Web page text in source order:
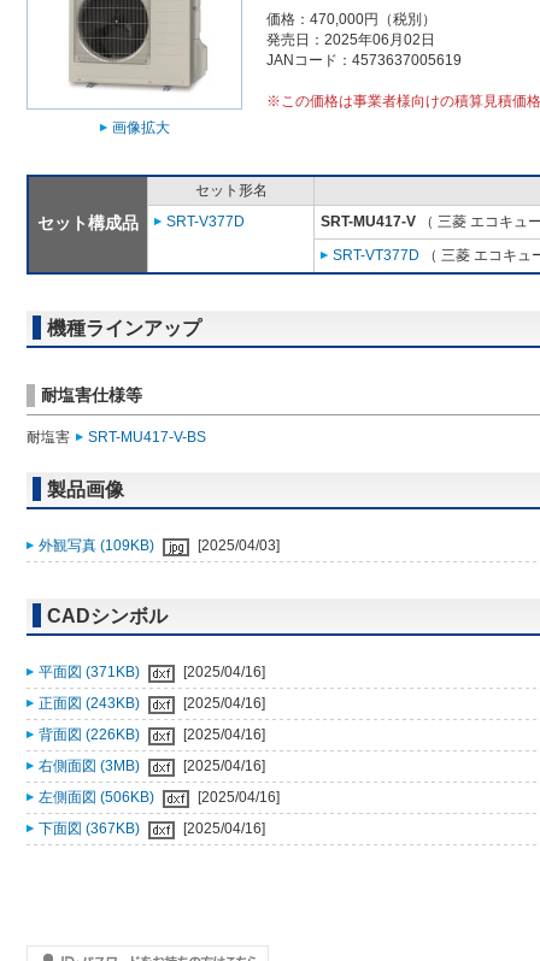
画像拡大
価格：470,000円（税別）
発売日：2025年06月02日
JANコード：4573637005619
※この価格は事業者様向けの積算見積価
セット構成品
セット形名
SRT-V377D
SRT-MU417-V （ 三菱 エコキュ
SRT-VT377D （ 三菱 エコキュ
機種ラインアップ
耐塩害仕様等
耐塩害 SRT-MU417-V-BS
製品画像
外観写真 (109KB) [2025/04/03]
CADシンボル
平面図 (371KB)
[2025/04/16]
正面図 (243KB)
[2025/04/16]
背面図 (226KB)
[2025/04/16]
右側面図 (3MB)
[2025/04/16]
左側面図 (506KB)
[2025/04/16]
下面図 (367KB)
[2025/04/16]